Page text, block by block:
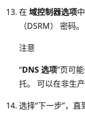
在 域控制器选项
（DSRM） 密码。
注意
“DNS 选项”页可
托。 可以在非生
选择“下一步”，直